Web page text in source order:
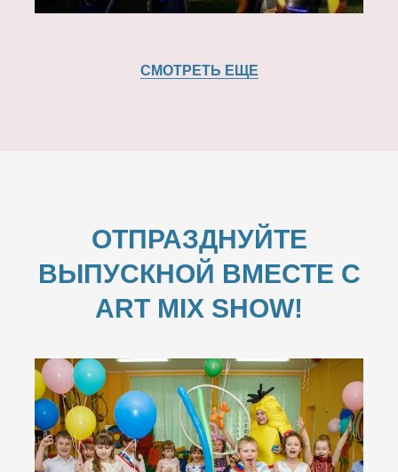
СМОТРЕТЬ ЕЩЕ
ОТПРАЗДНУЙТЕ
ВЫПУСКНОЙ ВМЕСТЕ С
ART MIX SHOW!